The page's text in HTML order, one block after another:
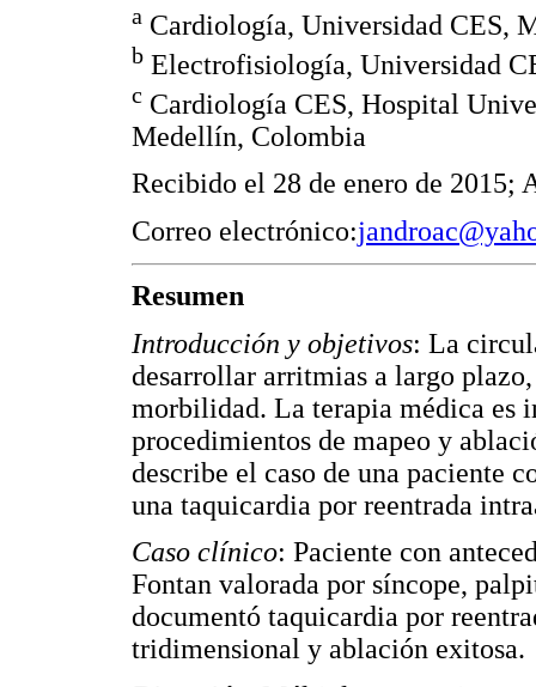
a Cardiología, Universidad CES,
b Electrofisiología, Universidad
c Cardiología CES, Hospital
Medellín, Colombia
Recibido el 28 de enero de 2015;
Correo electrónico:
Resumen
Introducción y objetivos: La
desarrollar arritmias a largo
morbilidad. La terapia médica es
procedimientos de mapeo y
describe el caso de una paciente
una taquicardia por reentrada
Caso clínico: Paciente con
Fontan valorada por síncope,
documentó taquicardia por
tridimensional y ablación exitosa.